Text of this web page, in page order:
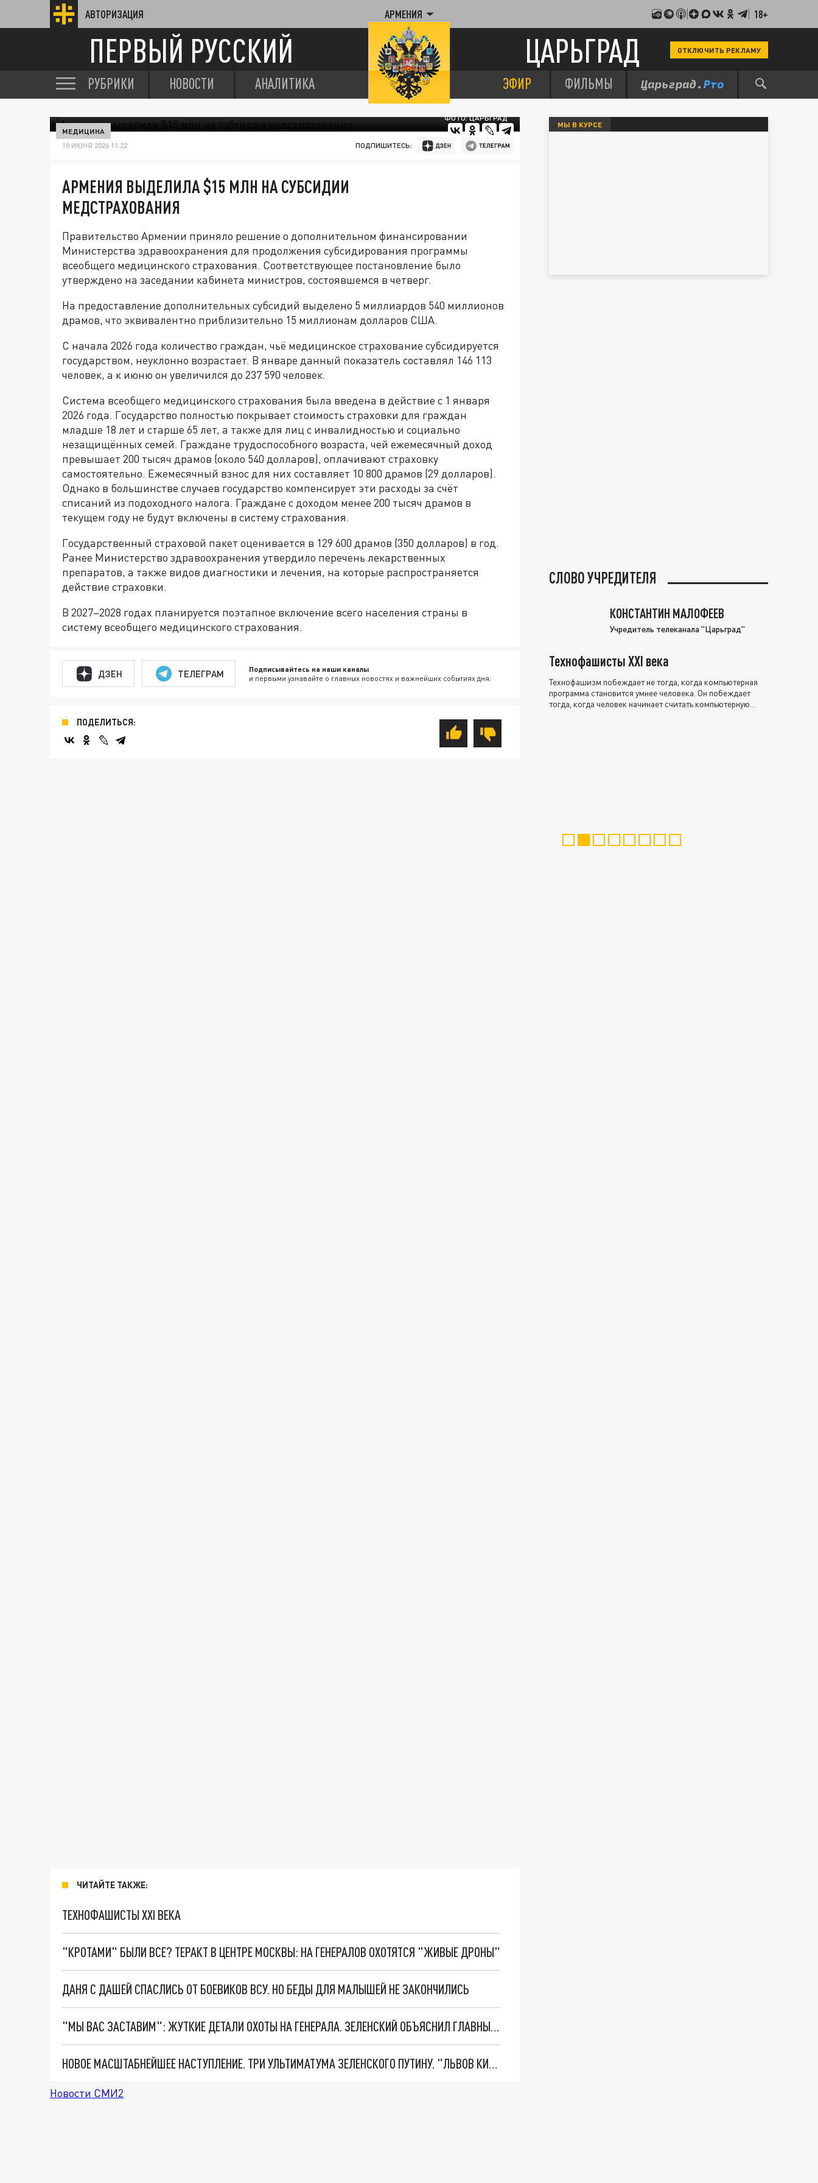
АВТОРИЗАЦИЯ АРМЕНИЯ 18+
ПЕРВЫЙ РУССКИЙ ЦАРЬГРАД ОТКЛЮЧИТЬ РЕКЛАМУ
РУБРИКИ НОВОСТИ АНАЛИТИКА ЭФИР ФИЛЬМЫ
ФОТО: ЦАРЬГРАД
МЕДИЦИНА
18 ИЮНЯ 2026 11:22 ПОДПИШИТЕСЬ:
АРМЕНИЯ ВЫДЕЛИЛА $15 МЛН НА СУБСИДИИ
МЕДСТРАХОВАНИЯ
Правительство Армении приняло решение о дополнительном финансировании
Министерства здравоохранения для продолжения субсидирования программы
всеобщего медицинского страхования. Соответствующее постановление было
утверждено на заседании кабинета министров, состоявшемся в четверг.
На предоставление дополнительных субсидий выделено 5 миллиардов 540 миллионов
драмов, что эквивалентно приблизительно 15 миллионам долларов США.
С начала 2026 года количество граждан, чьё медицинское страхование субсидируется
государством, неуклонно возрастает. В январе данный показатель составлял 146 113
человек, а к июню он увеличился до 237 590 человек.
Система всеобщего медицинского страхования была введена в действие с 1 января
2026 года. Государство полностью покрывает стоимость страховки для граждан
младше 18 лет и старше 65 лет, а также для лиц с инвалидностью и социально
незащищённых семей. Граждане трудоспособного возраста, чей ежемесячный доход
превышает 200 тысяч драмов (около 540 долларов), оплачивают страховку
самостоятельно. Ежемесячный взнос для них составляет 10 800 драмов (29 долларов).
Однако в большинстве случаев государство компенсирует эти расходы за счёт
списаний из подоходного налога. Граждане с доходом менее 200 тысяч драмов в
текущем году не будут включены в систему страхования.
Государственный страховой пакет оценивается в 129 600 драмов (350 долларов) в год.
Ранее Министерство здравоохранения утвердило перечень лекарственных
препаратов, а также видов диагностики и лечения, на которые распространяется
действие страховки.
В 2027–2028 годах планируется поэтапное включение всего населения страны в
систему всеобщего медицинского страхования.
ДЗЕН ТЕЛЕГРАМ Подписывайтесь на наши каналы
и первыми узнавайте о главных новостях и важнейших событиях дня.
ПОДЕЛИТЬСЯ:
ЧИТАЙТЕ ТАКЖЕ:
ТЕХНОФАШИСТЫ XXI ВЕКА
"КРОТАМИ" БЫЛИ ВСЕ? ТЕРАКТ В ЦЕНТРЕ МОСКВЫ: НА ГЕНЕРАЛОВ ОХОТЯТСЯ "ЖИВЫЕ ДРОНЫ"
ДАНЯ С ДАШЕЙ СПАСЛИСЬ ОТ БОЕВИКОВ ВСУ. НО БЕДЫ ДЛЯ МАЛЫШЕЙ НЕ ЗАКОНЧИЛИСЬ
"МЫ ВАС ЗАСТАВИМ": ЖУТКИЕ ДЕТАЛИ ОХОТЫ НА ГЕНЕРАЛА. ЗЕЛЕНСКИЙ ОБЪЯСНИЛ ГЛАВНЫЙ СМЫСЛ ТЕРАКТА В ЦЕНТРЕ МОСКВЫ
НОВОЕ МАСШТАБНЕЙШЕЕ НАСТУПЛЕНИЕ. ТРИ УЛЬТИМАТУМА ЗЕЛЕНСКОГО ПУТИНУ. "ЛЬВОВ КИМА" ПОСТАВЯТ НА ПВО? ГЛОБАЛЬНЫЙ ПРОРЫВ ПОД ЗАПОРОЖЬЕМ
Новости СМИ2
МЫ В КУРСЕ
СЛОВО УЧРЕДИТЕЛЯ
КОНСТАНТИН МАЛОФЕЕВ
Учредитель телеканала "Царьград"
Технофашисты XXI века
Технофашизм побеждает не тогда, когда компьютерная
программа становится умнее человека. Он побеждает
тогда, когда человек начинает считать компьютерную